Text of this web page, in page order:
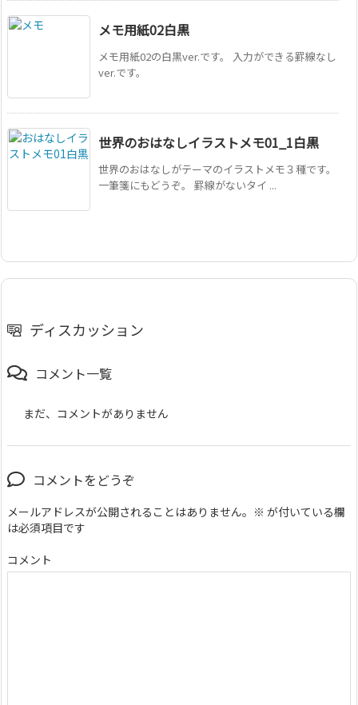
メモ用紙02白黒
メモ用紙02の白黒ver.です。 入力ができる罫線なし
ver.です。
世界のおはなしイラストメモ01_1白黒
世界のおはなしがテーマのイラストメモ３種です。
一筆箋にもどうぞ。 罫線がないタイ ...
ディスカッション
コメント一覧
まだ、コメントがありません
コメントをどうぞ
メールアドレスが公開されることはありません。 ※ が付いている欄
は必須項目です
コメント